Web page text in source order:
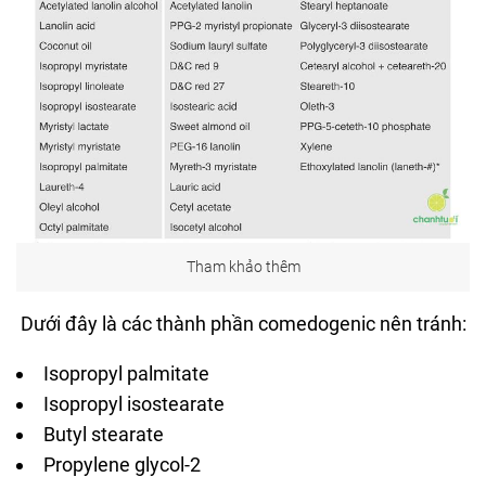
Tham khảo thêm
Dưới đây là các thành phần comedogenic nên tránh:
Isopropyl palmitate
Isopropyl isostearate
Butyl stearate
Propylene glycol-2